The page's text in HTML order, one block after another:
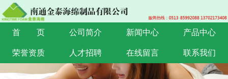
首 页 公司简介 新闻中心 产品中心
荣誉资质 人才招聘 在线留言 联系我们